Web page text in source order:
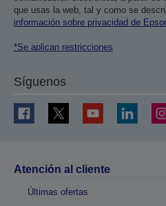
que usas la web, tal y como se
información sobre privacidad de
*Se aplican restricciones
Síguenos
Atención al cliente
Últimas ofertas